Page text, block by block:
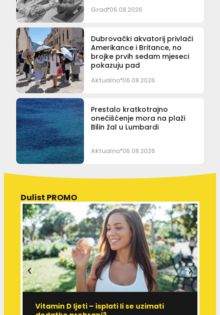
Grad 06.08.2026
Dubrovački akvatorij privlači
Amerikance i Britance, no
brojke prvih sedam mjeseci
pokazuju pad
Aktualno 06.08.2026
Prestalo kratkotrajno
onečišćenje mora na plaži
Bilin žal u Lumbardi
Aktualno 06.08.2026
Dulist PROMO
Vitamin D ljeti – isplati li se uzimati